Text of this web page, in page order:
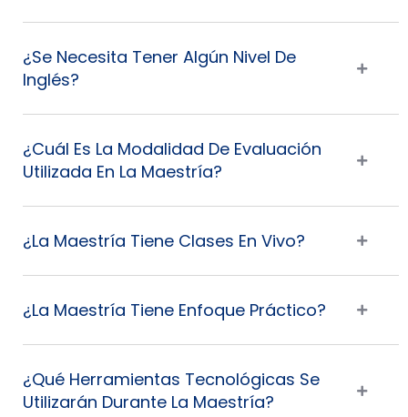
¿Se Necesita Tener Algún Nivel De
Inglés?
¿Cuál Es La Modalidad De Evaluación
Utilizada En La Maestría?
¿La Maestría Tiene Clases En Vivo?
¿La Maestría Tiene Enfoque Práctico?
¿Qué Herramientas Tecnológicas Se
Utilizarán Durante La Maestría?